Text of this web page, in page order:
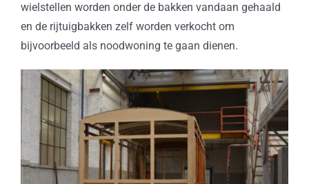
wielstellen worden onder de bakken vandaan gehaald
en de rijtuigbakken zelf worden verkocht om
bijvoorbeeld als noodwoning te gaan dienen.